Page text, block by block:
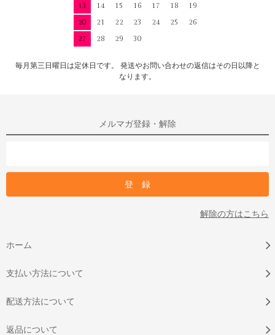
13
14 15 16 17 18
19
20
21 22 23 24 25
26
27
28 29 30
毎月第三日曜日は定休日です。 発送やお問い合わせの返信はその日以降と
なります。
メルマガ登録・解除
解除の方はこちら
ホーム
支払い方法について
配送方法について
返品について